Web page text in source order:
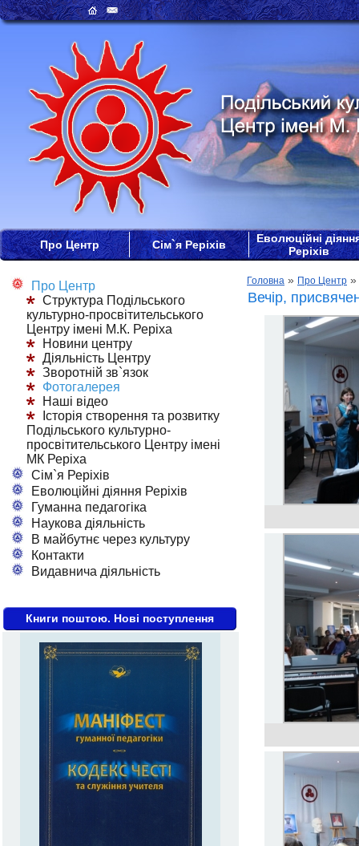
Про Центр Сім`я Реріхів
Еволюційні
Реріхів
Про Центр
Структура Подільського
культурно-просвітительського
Центру імені М.К. Реріха
Новини центру
Діяльність Центру
Зворотній зв`язок
Фотогалерея
Наші відео
Історія створення та розвитку
Подільського культурно-
просвітительського Центру імені
МК Реріха
Сім`я Реріхів
Еволюційні діяння Реріхів
Гуманна педагогіка
Наукова діяльність
В майбутнє через культуру
Контакти
Видавнича діяльність
Книги поштою. Нові поступлення
Головна » Про Центр »
Вечір,